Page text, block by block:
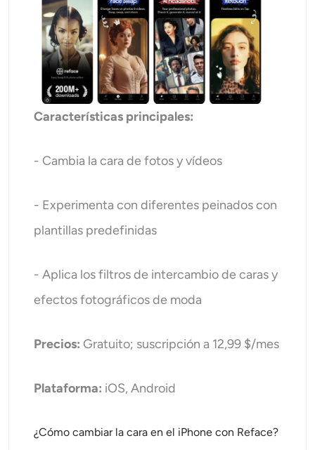
Características principales:
- Cambia la cara de fotos y vídeos
- Experimenta con diferentes peinados con
plantillas predefinidas
- Aplica los filtros de intercambio de caras y
efectos fotográficos de moda
Precios: Gratuito; suscripción a 12,99 $/mes
Plataforma: iOS, Android
¿Cómo cambiar la cara en el iPhone con Reface?